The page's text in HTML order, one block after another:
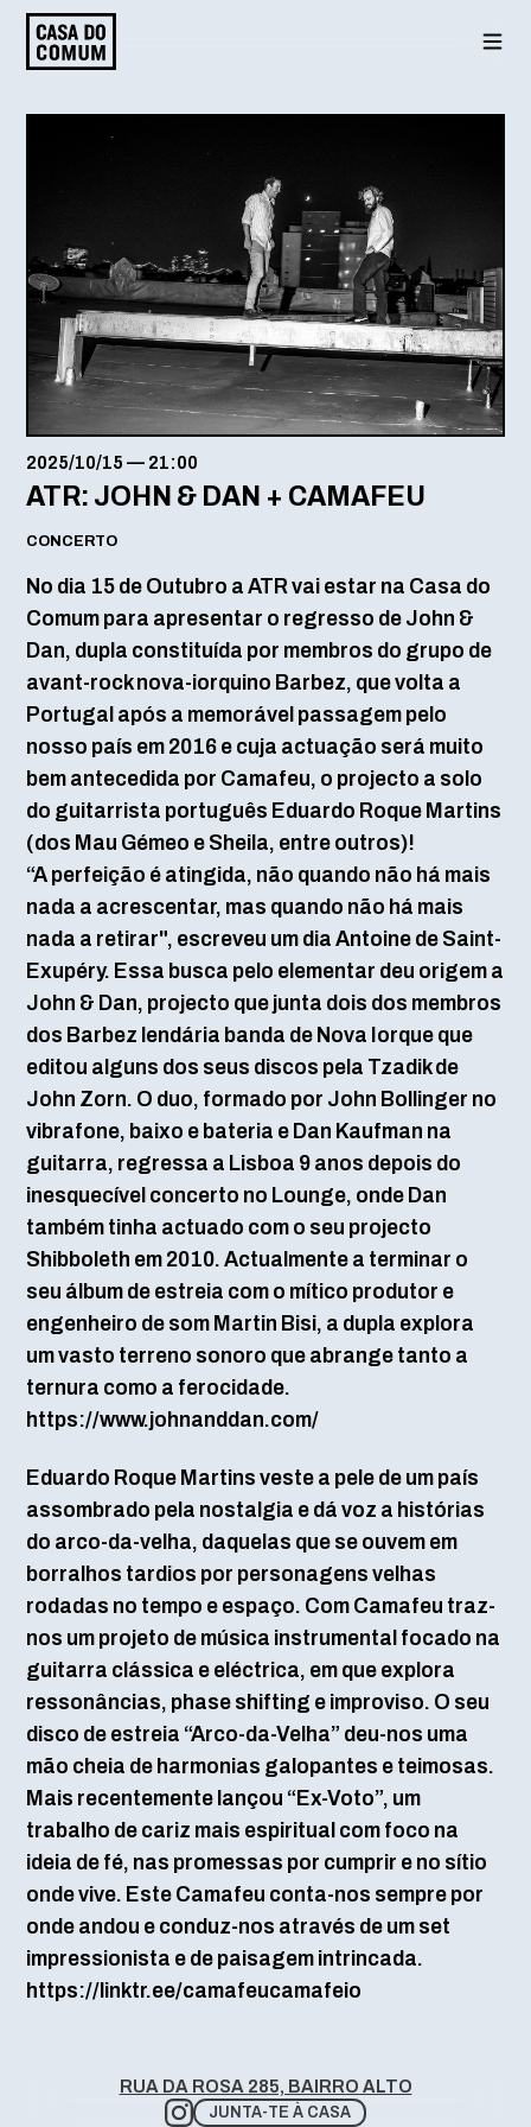
Saltar
para
2025/10/15 — 21:00
ATR: JOHN & DAN + CAMAFEU
CONCERTO
No dia 15 de Outubro a ATR vai estar na Casa do
Comum para apresentar o regresso de John &
Dan, dupla constituída por membros do grupo de
avant-rock nova-iorquino Barbez, que volta a
Portugal após a memorável passagem pelo
nosso país em 2016 e cuja actuação será muito
bem antecedida por Camafeu, o projecto a solo
do guitarrista português Eduardo Roque Martins
(dos Mau Gémeo e Sheila, entre outros)!
“A perfeição é atingida, não quando não há mais
nada a acrescentar, mas quando não há mais
nada a retirar", escreveu um dia Antoine de Saint-
Exupéry. Essa busca pelo elementar deu origem a
John & Dan, projecto que junta dois dos membros
dos Barbez lendária banda de Nova Iorque que
editou alguns dos seus discos pela Tzadik de
John Zorn. O duo, formado por John Bollinger no
vibrafone, baixo e bateria e Dan Kaufman na
guitarra, regressa a Lisboa 9 anos depois do
inesquecível concerto no Lounge, onde Dan
também tinha actuado com o seu projecto
Shibboleth em 2010. Actualmente a terminar o
seu álbum de estreia com o mítico produtor e
engenheiro de som Martin Bisi, a dupla explora
um vasto terreno sonoro que abrange tanto a
ternura como a ferocidade.
https://www.johnanddan.com/
Eduardo Roque Martins veste a pele de um país
assombrado pela nostalgia e dá voz a histórias
do arco-da-velha, daquelas que se ouvem em
borralhos tardios por personagens velhas
rodadas no tempo e espaço. Com Camafeu traz-
nos um projeto de música instrumental focado na
guitarra clássica e eléctrica, em que explora
ressonâncias, phase shifting e improviso. O seu
disco de estreia “Arco-da-Velha” deu-nos uma
mão cheia de harmonias galopantes e teimosas.
Mais recentemente lançou “Ex-Voto”, um
trabalho de cariz mais espiritual com foco na
ideia de fé, nas promessas por cumprir e no sítio
onde vive. Este Camafeu conta-nos sempre por
onde andou e conduz-nos através de um set
impressionista e de paisagem intrincada.
https://linktr.ee/camafeucamafeio
RUA DA ROSA 285, BAIRRO ALTO
JUNTA-TE À CASA